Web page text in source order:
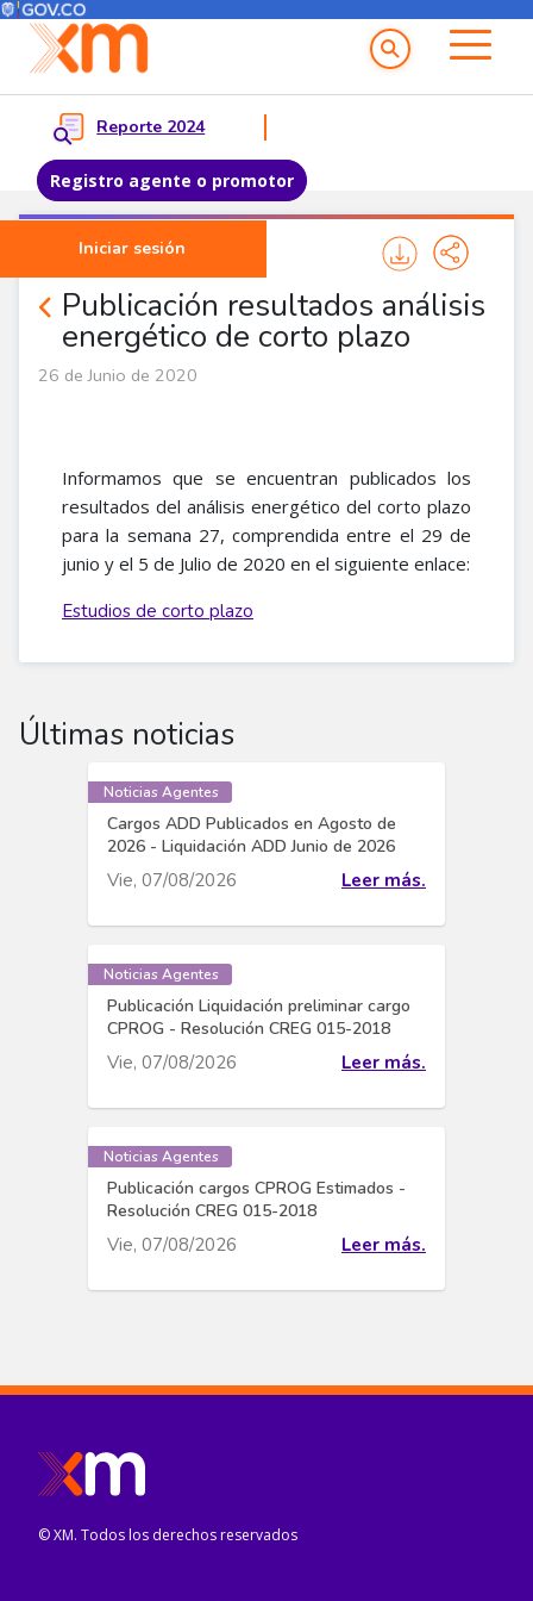
Pasar al contenido principal
Menú del Usuario
Reporte 2024
Registro agente o promotor
Iniciar sesión
Menu principal
Publicación resultados análisis
energético de corto plazo
Noticias Agentes
26 de Junio de 2020
Informamos que se encuentran publicados los
resultados del análisis energético del corto plazo
para la semana 27, comprendida entre el 29 de
junio y el 5 de Julio de 2020 en el siguiente enlace:
Estudios de corto plazo
Últimas noticias
Noticias Agentes
Cargos ADD Publicados en Agosto de
2026 - Liquidación ADD Junio de 2026
Vie, 07/08/2026 Leer más.
Noticias Agentes
Publicación Liquidación preliminar cargo
CPROG - Resolución CREG 015-2018
Vie, 07/08/2026 Leer más.
Noticias Agentes
Publicación cargos CPROG Estimados -
Resolución CREG 015-2018
Vie, 07/08/2026 Leer más.
© XM. Todos los derechos reservados